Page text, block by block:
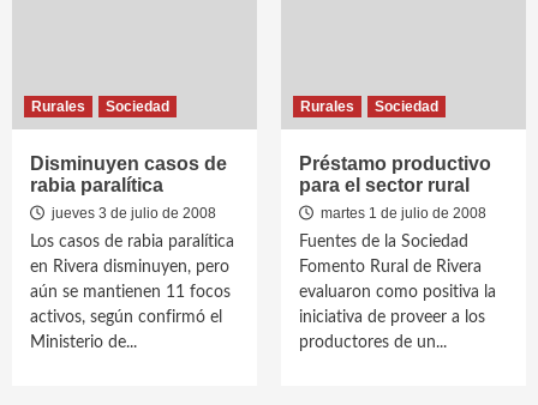
Rurales Sociedad
Disminuyen casos de
rabia paralítica
jueves 3 de julio de 2008
Los casos de rabia paralítica
en Rivera disminuyen, pero
aún se mantienen 11 focos
activos, según confirmó el
Ministerio de...
Rurales Sociedad
Préstamo productivo
para el sector rural
martes 1 de julio de 2008
Fuentes de la Sociedad
Fomento Rural de Rivera
evaluaron como positiva la
iniciativa de proveer a los
productores de un...